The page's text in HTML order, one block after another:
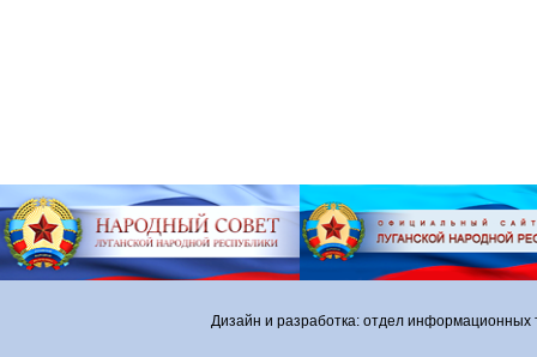
Дизайн и разработка: отдел информационных